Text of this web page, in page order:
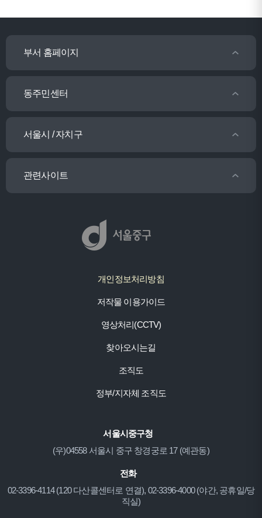
부서 홈페이지
동주민센터
서울시 / 자치구
관련사이트
개인정보처리방침
저작물 이용가이드
영상처리(CCTV)
찾아오시는길
조직도
정부/지자체 조직도
서울시중구청
(우)04558 서울시 중구 창경궁로 17 (예관동)
전화
02-3396-4114 (120 다산콜센터로 연결), 02-3396-4000 (야간, 공휴일/당
직실)